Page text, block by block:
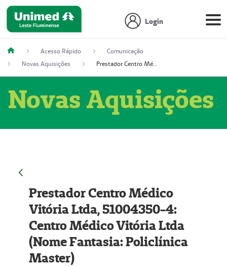
Login
Acesso Rápido
Comunicação
Novas Aquisições
Prestador Centro Médico Vitória Ltda, 51004350-4: Centro Médico Vitória Ltda (Nome Fantasia: Policlínica Master)
Novas Aquisições
Prestador Centro Médico
Vitória Ltda, 51004350-4:
Centro Médico Vitória Ltda
(Nome Fantasia: Policlínica
Master)